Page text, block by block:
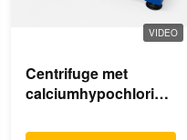
VIDEO
Centrifuge met
calciumhypochloride-